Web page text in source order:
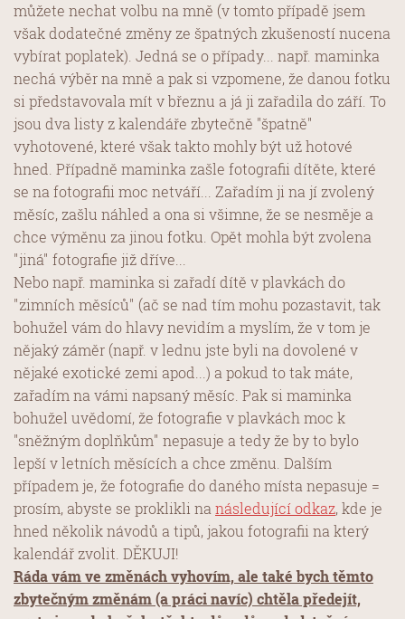
můžete nechat volbu na mně (v tomto případě jsem
však dodatečné změny ze špatných zkušeností nucena
vybírat poplatek). Jedná se o případy... např. maminka
nechá výběr na mně a pak si vzpomene, že danou fotku
si představovala mít v březnu a já ji zařadila do září. To
jsou dva listy z kalendáře zbytečně "špatně"
vyhotovené, které však takto mohly být už hotové
hned. Případně maminka zašle fotografii dítěte, které
se na fotografii moc netváří... Zařadím ji na jí zvolený
měsíc, zašlu náhled a ona si všimne, že se nesměje a
chce výměnu za jinou fotku. Opět mohla být zvolena
"jiná" fotografie již dříve...
Nebo např. maminka si zařadí dítě v plavkách do
"zimních měsíců" (ač se nad tím mohu pozastavit, tak
bohužel vám do hlavy nevidím a myslím, že v tom je
nějaký záměr (např. v lednu jste byli na dovolené v
nějaké exotické zemi apod...) a pokud to tak máte,
zařadím na vámi napsaný měsíc. Pak si maminka
bohužel uvědomí, že fotografie v plavkách moc k
"sněžným doplňkům" nepasuje a tedy že by to bylo
lepší v letních měsících a chce změnu. Dalším
případem je, že fotografie do daného místa nepasuje =
prosím, abyste se proklikli na následující odkaz, kde je
hned několik návodů a tipů, jakou fotografii na který
kalendář zvolit. DĚKUJI!
Ráda vám ve změnách vyhovím, ale také bych těmto
zbytečným změnám (a práci navíc) chtěla předejít,